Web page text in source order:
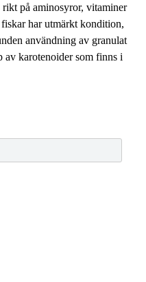
på aminosyror, vitaminer
fiskar har utmärkt kondition,
användning av granulat
av karotenoider som finns i